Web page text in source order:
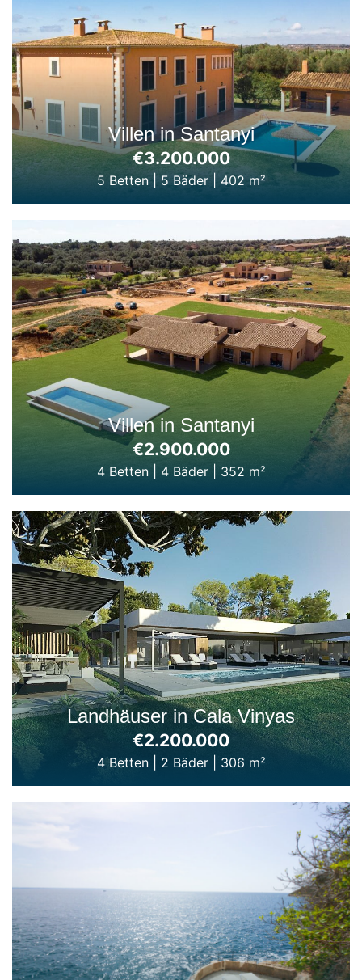
Villen in Santanyi
€3.200.000
5 Betten| 5 Bäder| 402 m²
Villen in Santanyi
€2.900.000
4 Betten| 4 Bäder| 352 m²
Landhäuser in Cala Vinyas
€2.200.000
4 Betten| 2 Bäder| 306 m²